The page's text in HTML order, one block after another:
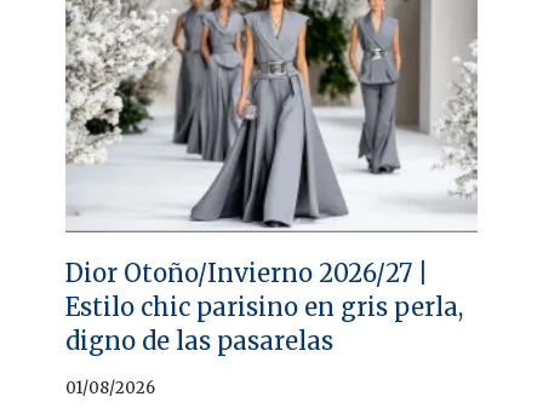
Dior Otoño/Invierno 2026/27 |
Estilo chic parisino en gris perla,
digno de las pasarelas
01/08/2026